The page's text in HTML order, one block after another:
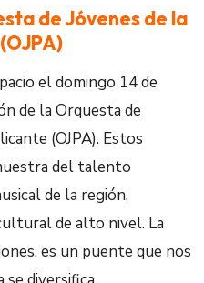
de Jóvenes de la
el domingo 14 de
de la Orquesta de
(OJPA). Estos
del talento
de la región,
de alto nivel. La
es un puente que nos